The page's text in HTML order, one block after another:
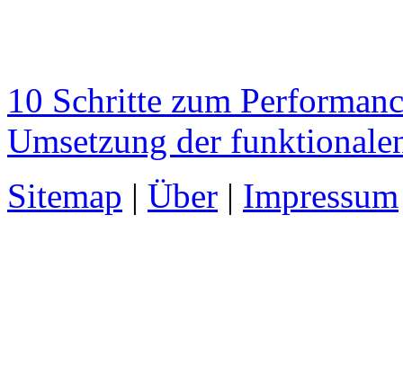
10 Schritte zum
Umsetzung der
Sitemap | Über | Impressum